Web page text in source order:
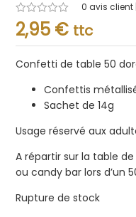
Note
0.001
sur
0 avis client
2,95 € ttc
Confetti de table 50
Confettis
Sachet de 14g
Usage réservé aux
A répartir sur la table
ou candy bar lors d’un
Rupture de stock